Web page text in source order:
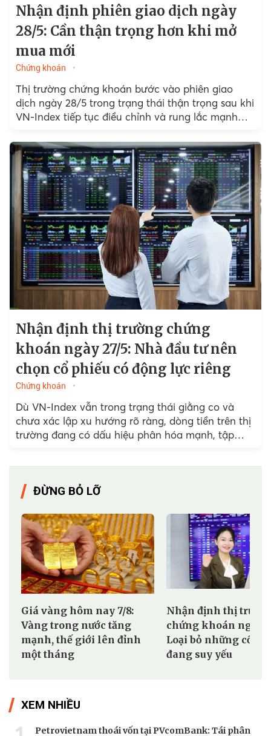
Nhận định phiên giao dịch ngày
28/5: Cần thận trọng hơn khi mở
mua mới
Chứng khoán
Thị trường chứng khoán bước vào phiên giao
dịch ngày 28/5 trong trạng thái thận trọng sau khi
VN-Index tiếp tục điều chỉnh và rung lắc mạnh
Nhận định thị trường chứng
khoán ngày 27/5: Nhà đầu tư nên
chọn cổ phiếu có động lực riêng
Chứng khoán
Dù VN-Index vẫn trong trạng thái giằng co và
chưa xác lập xu hướng rõ ràng, dòng tiền trên thị
trường đang có dấu hiệu phân hóa mạnh, tập
ĐỪNG BỎ LỠ
Giá vàng hôm nay 7/8:
Vàng trong nước tăng
mạnh, thế giới lên đỉnh
một tháng
Nhận định thị
chứng khoán ngày
Loại bỏ những cổ
đang suy yếu
XEM NHIỀU
Petrovietnam thoái vốn tại PVcomBank: Tái phân